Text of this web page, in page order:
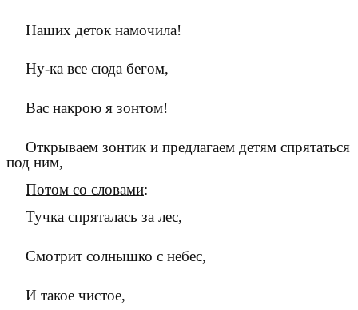
Наших деток намочила!
Ну-ка все сюда бегом,
Вас накрою я зонтом!
Открываем зонтик и предлагаем детям спрятаться
под ним,
Потом со словами:
Тучка спряталась за лес,
Смотрит солнышко с небес,
И такое чистое,